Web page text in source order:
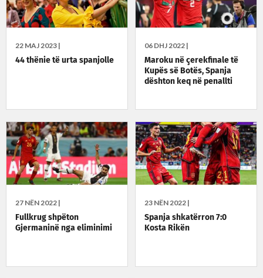
22 MAJ 2023 |
44 thënie të urta spanjolle
06 DHJ 2022 |
Maroku në çerekfinale të
Kupës së Botës, Spanja
dështon keq në penallti
27 NËN 2022 |
Fullkrug shpëton
Gjermaninë nga eliminimi
23 NËN 2022 |
Spanja shkatërron 7:0
Kosta Rikën